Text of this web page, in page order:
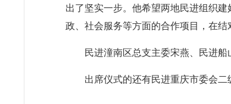
出了坚实一步。他希望两地民进组织
政、社会服务等方面的合作项目，在
民进潼南区总支主委宋燕、民进船
出席仪式的还有民进重庆市委会